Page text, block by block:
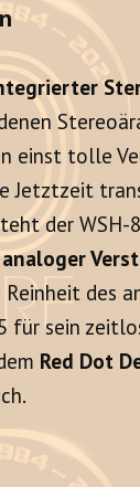
einst tolle
Jetztzeit
der WSH-
des
für sein
Red Dot